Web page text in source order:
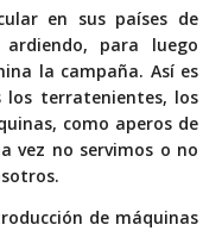
en sus países de
para luego
la campaña. Así es
los terratenientes, los
como aperos de
vez no servimos o no
de máquinas